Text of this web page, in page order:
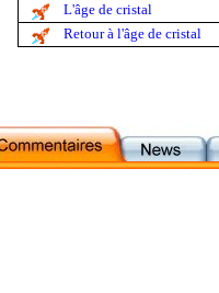
L'âge de cristal
Retour à l'âge de cristal